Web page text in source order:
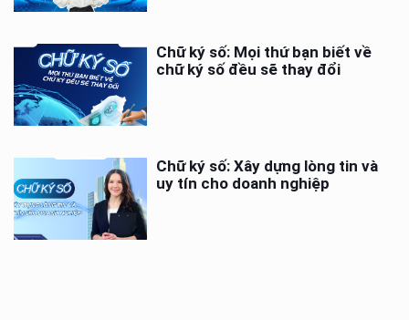
Chữ ký số: Mọi thứ bạn biết về
chữ ký số đều sẽ thay đổi
Chữ ký số: Xây dựng lòng tin và
uy tín cho doanh nghiệp